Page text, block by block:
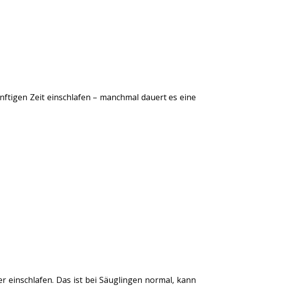
Zeit einschlafen – manchmal dauert es eine
einschlafen. Das ist bei Säuglingen normal, kann